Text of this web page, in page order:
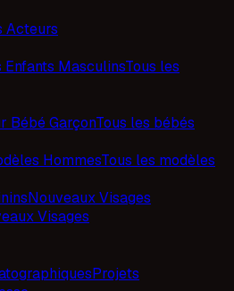
Acteurs
Enfants MasculinsTous les
Bébé GarçonTous les bébés
HommesTous les modèles
Nouveaux Visages
Visages
Projets